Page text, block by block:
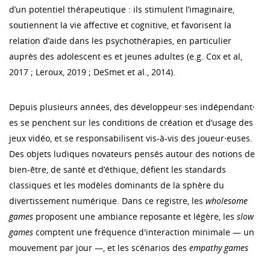
d’un potentiel thérapeutique : ils stimulent l’imaginaire,
soutiennent la vie affective et cognitive, et favorisent la
relation d’aide dans les psychothérapies, en particulier
auprès des adolescent·es et jeunes adultes (e.g. Cox et al,
2017 ; Leroux, 2019 ; DeSmet et al., 2014).
Depuis plusieurs années, des développeur·ses indépendant⸱
es se penchent sur les conditions de création et d’usage des
jeux vidéo, et se responsabilisent vis-à-vis des joueur⸱euses.
Des objets ludiques novateurs pensés autour des notions de
bien-être, de santé et d’éthique, défient les standards
classiques et les modèles dominants de la sphère du
divertissement numérique. Dans ce registre, les wholesome
games proposent une ambiance reposante et légère, les slow
games comptent une fréquence d'interaction minimale — un
mouvement par jour —, et les scénarios des empathy games